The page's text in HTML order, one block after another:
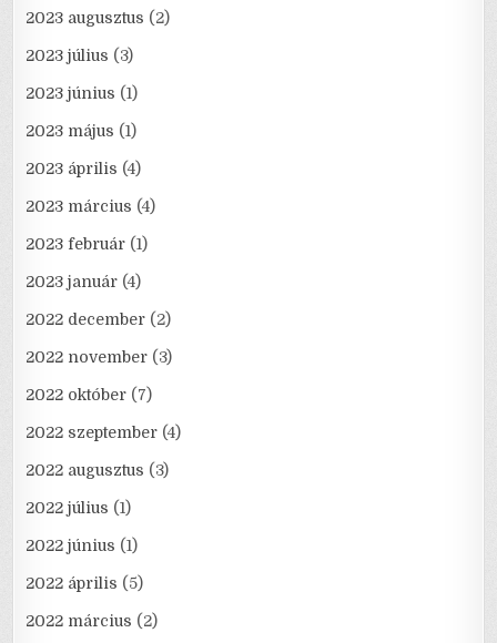
2023 augusztus (2)
2023 július (3)
2023 június (1)
2023 május (1)
2023 április (4)
2023 március (4)
2023 február (1)
2023 január (4)
2022 december (2)
2022 november (3)
2022 október (7)
2022 szeptember (4)
2022 augusztus (3)
2022 július (1)
2022 június (1)
2022 április (5)
2022 március (2)